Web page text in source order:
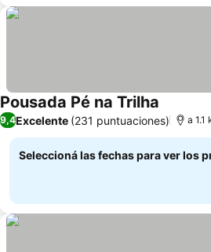
Pousada Pé na Trilha
9,4Excelente (231 puntuaciones) a 1.1
Seleccioná las fechas para ver los